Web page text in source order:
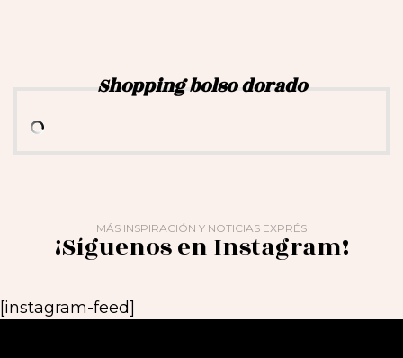
Shopping bolso dorado
MÁS INSPIRACIÓN Y NOTICIAS EXPRÉS
¡Síguenos en Instagram!
[instagram-feed]